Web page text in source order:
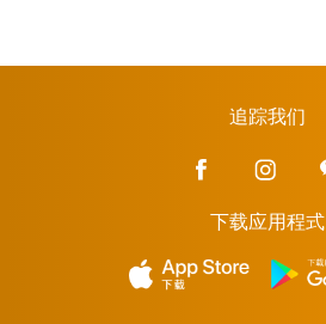
追踪我们
下载应用程式